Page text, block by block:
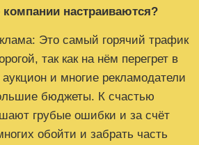
настраиваются?
Это самый горячий трафик
так как на нём перегрет в
и многие рекламодатели
бюджеты. К счастью
грубые ошибки и за счёт
обойти и забрать часть